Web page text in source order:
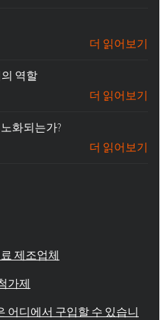
더 읽어보기
역할
더 읽어보기
화되는가?
더 읽어보기
제조업체
가제
어디에서 구입할 수 있습니